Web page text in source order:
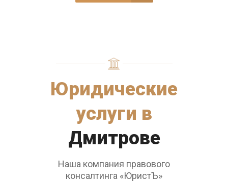
Юридические
услуги в
Дмитрове
Наша компания правового
консалтинга «ЮристЪ»